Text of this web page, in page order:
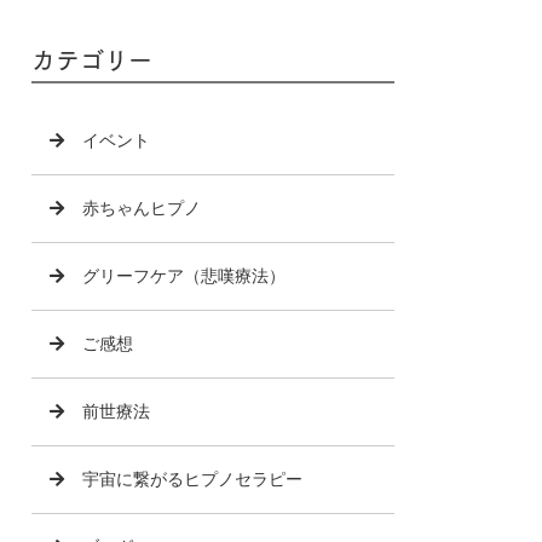
カテゴリー
イベント
赤ちゃんヒプノ
グリーフケア（悲嘆療法）
ご感想
前世療法
宇宙に繋がるヒプノセラピー